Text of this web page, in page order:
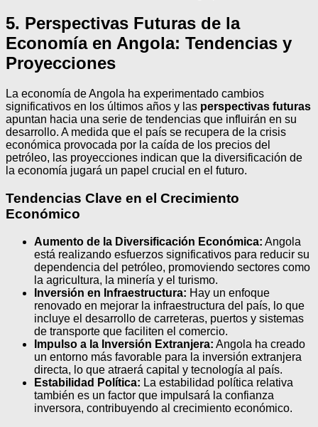
5. Perspectivas Futuras de la
Economía en Angola: Tendencias y
Proyecciones
La economía de Angola ha experimentado cambios
significativos en los últimos años y las perspectivas futuras
apuntan hacia una serie de tendencias que influirán en su
desarrollo. A medida que el país se recupera de la crisis
económica provocada por la caída de los precios del
petróleo, las proyecciones indican que la diversificación de
la economía jugará un papel crucial en el futuro.
Tendencias Clave en el Crecimiento
Económico
Aumento de la Diversificación Económica: Angola
está realizando esfuerzos significativos para reducir su
dependencia del petróleo, promoviendo sectores como
la agricultura, la minería y el turismo.
Inversión en Infraestructura: Hay un enfoque
renovado en mejorar la infraestructura del país, lo que
incluye el desarrollo de carreteras, puertos y sistemas
de transporte que faciliten el comercio.
Impulso a la Inversión Extranjera: Angola ha creado
un entorno más favorable para la inversión extranjera
directa, lo que atraerá capital y tecnología al país.
Estabilidad Política: La estabilidad política relativa
también es un factor que impulsará la confianza
inversora, contribuyendo al crecimiento económico.